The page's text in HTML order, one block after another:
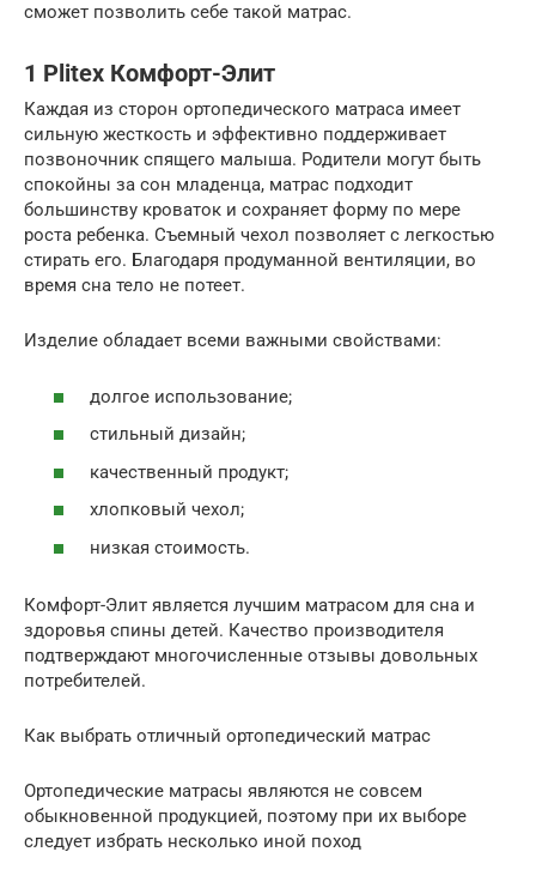
сможет позволить себе такой матрас.
1 Plitex Комфорт-Элит
Каждая из сторон ортопедического матраса имеет
сильную жесткость и эффективно поддерживает
позвоночник спящего малыша. Родители могут быть
спокойны за сон младенца, матрас подходит
большинству кроваток и сохраняет форму по мере
роста ребенка. Съемный чехол позволяет с легкостью
стирать его. Благодаря продуманной вентиляции, во
время сна тело не потеет.
Изделие обладает всеми важными свойствами:
долгое использование;
стильный дизайн;
качественный продукт;
хлопковый чехол;
низкая стоимость.
Комфорт-Элит является лучшим матрасом для сна и
здоровья спины детей. Качество производителя
подтверждают многочисленные отзывы довольных
потребителей.
Как выбрать отличный ортопедический матрас
Ортопедические матрасы являются не совсем
обыкновенной продукцией, поэтому при их выборе
следует избрать несколько иной поход